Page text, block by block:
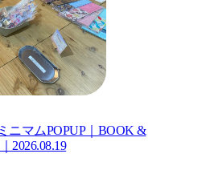
ニマムPOPUP｜BOOK &
2026.08.19